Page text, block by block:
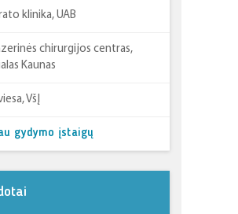
klinika, UAB
chirurgijos centras,
Kaunas
VšĮ
gydymo įstaigų